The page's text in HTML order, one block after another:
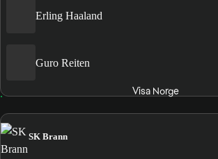
Erling Haaland
Guro Reiten
Visa Norge
SK Brann